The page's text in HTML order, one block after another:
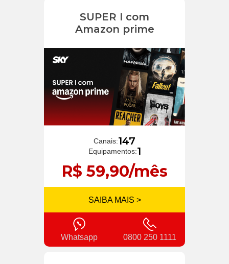
SUPER I com
Amazon prime
Canais:147
Equipamentos:1
R$ 59,90/mês
SAIBA MAIS >
Whatsapp 0800 250 1111